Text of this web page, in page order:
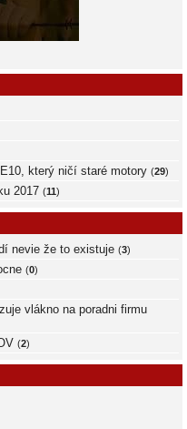
který ničí staré motory (29)
2017 (11)
nevie že to existuje (3)
(0)
vlákno na poradni firmu
(2)